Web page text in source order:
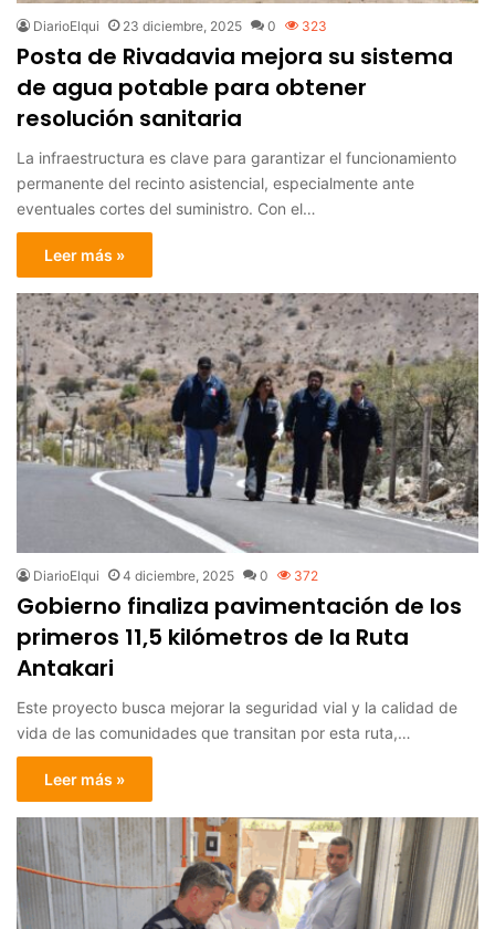
DiarioElqui 23 diciembre, 2025 0 323
Posta de Rivadavia mejora su sistema
de agua potable para obtener
resolución sanitaria
La infraestructura es clave para garantizar el funcionamiento
permanente del recinto asistencial, especialmente ante
eventuales cortes del suministro. Con el…
Leer más »
DiarioElqui 4 diciembre, 2025 0 372
Gobierno finaliza pavimentación de los
primeros 11,5 kilómetros de la Ruta
Antakari
Este proyecto busca mejorar la seguridad vial y la calidad de
vida de las comunidades que transitan por esta ruta,…
Leer más »